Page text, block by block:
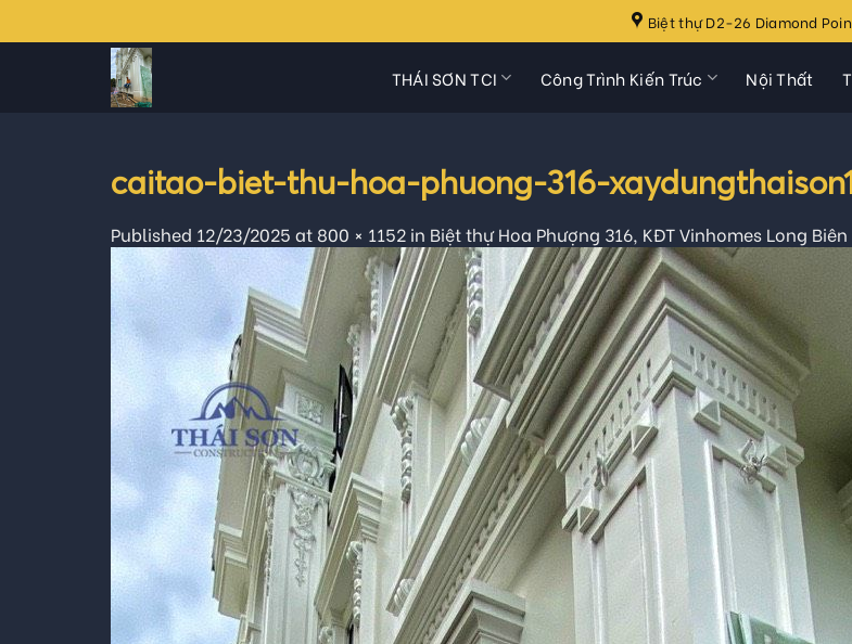
to
Biệt thự D2-26 Diamond
THÁI SƠN TCI Công Trình Kiến Trúc Nội Thất
caitao-biet-thu-hoa-phuong-316-
Published 12/23/2025 at 800 × 1152 in Biệt thự Hoa Phượng 316, KĐT Vinhomes Long Biên